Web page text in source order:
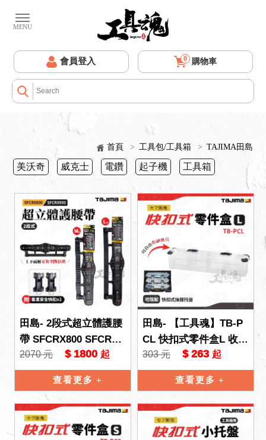
會員登入 0 購物車
首頁 > 工具包/工具箱 > TAJIMA田島
美沃奇 威克士 電鑽 起子機 工具箱
田島- 2段式超立體護腰
帶 SFCRX800 SFCRX9
00 超立體 護腰帶 2層護
腰帶
2070 元 $ 1800 起
查看更多
田島- 【工具魂】TB-P
CL 快扣式零件盒L 收納
盒 收納箱 快扣式 工具
盒 ⼯具箱 TAJIMA
303 元 $ 263 起
查看更多